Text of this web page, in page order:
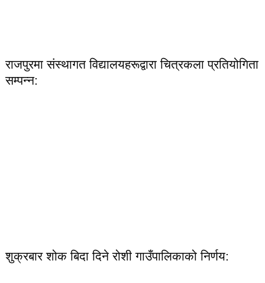
राजपुरमा संस्थागत विद्यालयहरूद्वारा चित्रकला प्रतियोगिता
सम्पन्न:
शुक्रबार शोक बिदा दिने रोशी गाउँपालिकाको निर्णय: